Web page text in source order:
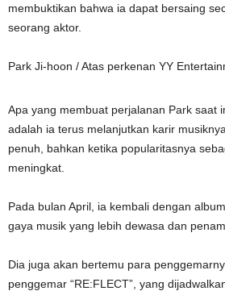
membuktikan bahwa ia dapat bersaing
seorang aktor.
Park Ji-hoon / Atas perkenan YY
Apa yang membuat perjalanan Park saat
adalah ia terus melanjutkan karir
penuh, bahkan ketika popularitasnya
meningkat.
Pada bulan April, ia kembali dengan
gaya musik yang lebih dewasa dan
Dia juga akan bertemu para
penggemar “RE:FLECT”, yang